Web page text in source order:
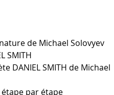
de Michael Solovyev
SMITH
DANIEL SMITH de Michael
par étape